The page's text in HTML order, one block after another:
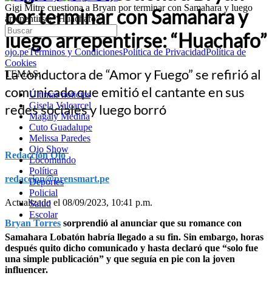
Gigi Mitre cuestiona a Bryan por terminar con Samahara y luego
arrepentirse: “Huachafo”
ojo.peTérminos y CondicionesPolítica de PrivacidadPolítica de
Cookies
TEMAS:
Últimas noticias
Gisela Valcarcel
Magaly Medina
Cuto Guadalupe
Melissa Paredes
Ojo Show
Locomundo
Política
Deportes
Policial
Salud
Escolar
por terminar con Samahara y
luego arrepentirse: “Huachafo”
La conductora de “Amor y Fuego” se refirió al
comunicado que emitió el cantante en sus
redes sociales y luego borró
Redacción Ojo
redaccion@prensmart.pe
Actualizado el 08/09/2023, 10:41 p.m.
Bryan Torres sorprendió al anunciar que su romance con
Samahara Lobatón habría llegado a su fin. Sin embargo, horas
después quito dicho comunicado y hasta declaró que “solo fue
una simple publicación” y que seguía en pie con la joven
influencer.